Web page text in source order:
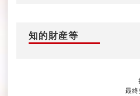
知的財産等
最終